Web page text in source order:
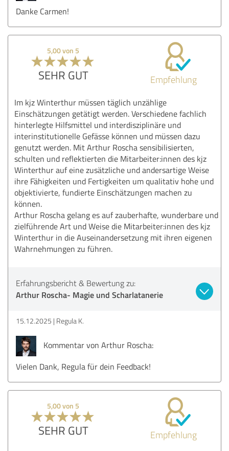
Danke Carmen!
5,00 von 5
SEHR GUT Empfehlung
Im kjz Winterthur müssen täglich unzählige
Einschätzungen getätigt werden. Verschiedene fachlich
hinterlegte Hilfsmittel und interdisziplinäre und
interinstitutionelle Gefässe können und müssen dazu
genutzt werden. Mit Arthur Roscha sensibilisierten,
schulten und reflektierten die Mitarbeiter:innen des kjz
Winterthur auf eine zusätzliche und andersartige Weise
ihre Fähigkeiten und Fertigkeiten um qualitativ hohe und
objektivierte, fundierte Einschätzungen machen zu
können.
Arthur Roscha gelang es auf zauberhafte, wunderbare und
zielführende Art und Weise die Mitarbeiter:innen des kjz
Winterthur in die Auseinandersetzung mit ihren eigenen
Wahrnehmungen zu führen.
Erfahrungsbericht & Bewertung zu:
Arthur Roscha- Magie und Scharlatanerie
15.12.2025 Regula K.
Kommentar von Arthur Roscha:
Vielen Dank, Regula für dein Feedback!
5,00 von 5
SEHR GUT Empfehlung